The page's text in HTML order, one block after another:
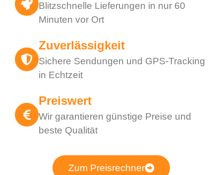
Blitzschnelle Lieferungen in nur 60
Minuten vor Ort
Zuverlässigkeit
Sichere Sendungen und GPS-Tracking
in Echtzeit
Preiswert
Wir garantieren günstige Preise und
beste Qualität
Zum Preisrechner